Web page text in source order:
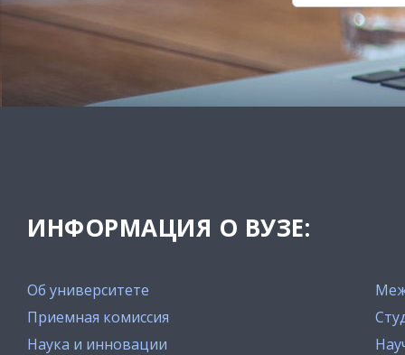
ИНФОРМАЦИЯ О ВУЗЕ:
Об университете
Приемная комиссия
Наука и инновации